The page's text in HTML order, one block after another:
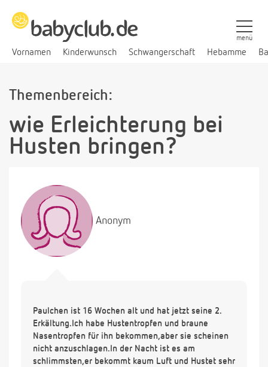
Vornamen Kinderwunsch Schwangerschaft Hebamme
menü
Themenbereich:
wie Erleichterung bei
Husten bringen?
Anonym
Paulchen ist 16 Wochen alt und hat jetzt seine 2.
Erkältung.Ich habe Hustentropfen und braune
Nasentropfen für ihn bekommen,aber sie scheinen
nicht anzuschlagen.In der Nacht ist es am
schlimmsten,er bekommt kaum Luft und Hustet sehr